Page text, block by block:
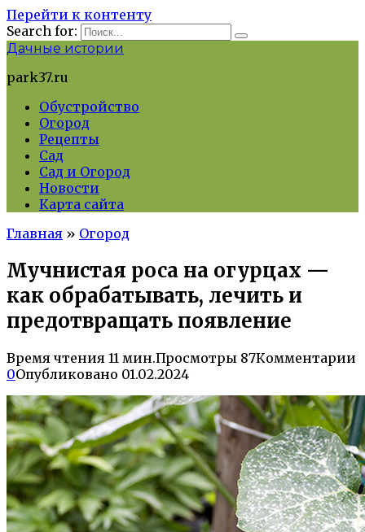
Перейти к контенту
Search for:
Дачные истории
park37.ru
Обустройство
Огород
Рецепты
Сад
Сад и Огород
Новости
Карта сайта
Главная » Огород
Мучнистая роса на огурцах —
как обрабатывать, лечить и
предотвращать появление
Время чтения 11 мин.Просмотры 87Комментарии
0Опубликовано 01.02.2024